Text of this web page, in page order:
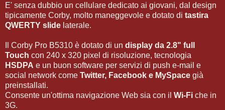
E' senza dubbio un cellulare dedicato ai giovani, dal design
tipicamente Corby, molto maneggevole e dotato di tastira
QWERTY slide laterale.
Il Corby Pro B5310 è dotato di un display da 2.8" full
Touch con 240 x 320 pixel di risoluzione, tecnologia
HSDPA e un buon software per servizi di push e-mail e
social network come Twitter, Facebook e MySpace già
preinstallati.
Consente un'ottima navigazione Web sia con il Wi-Fi che in
3G.